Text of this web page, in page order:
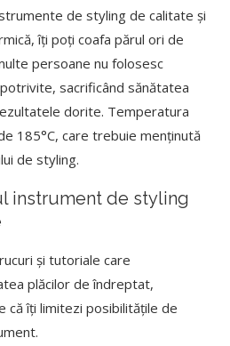
de styling de calitate și
îți poți coafa părul ori de
persoane nu folosesc
sacrificând sănătatea
dorite. Temperatura
185°C, care trebuie menținută
de styling.
instrument de styling
și tutoriale care
plăcilor de îndreptat,
că îți limitezi posibilitățile de